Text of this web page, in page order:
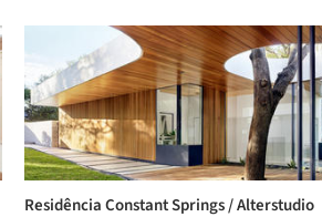
Residência Constant Springs / Alterstudio